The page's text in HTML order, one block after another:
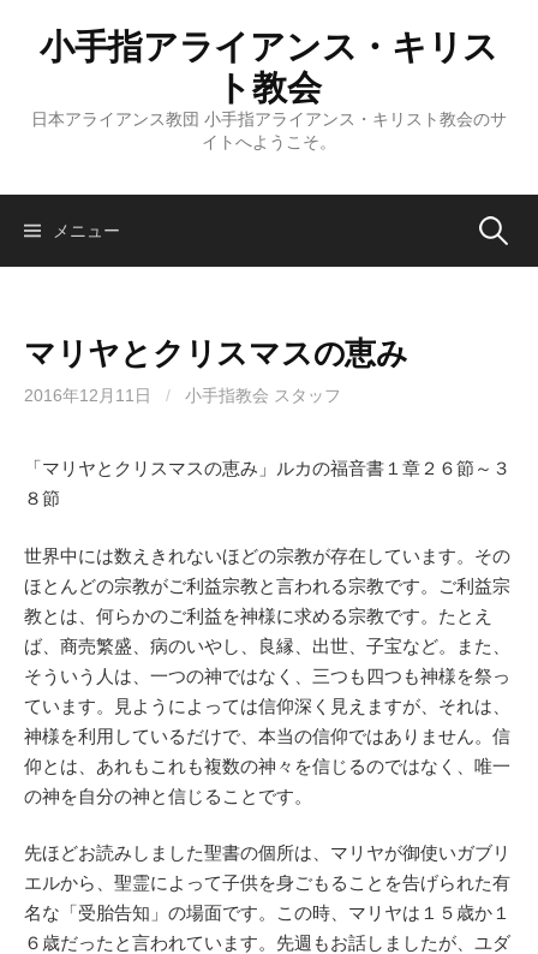
ス
小手指アライアンス・キリス
ト教会
日本アライアンス教団 小手指アライアンス・キリスト教会のサ
イトへようこそ。
メニュー 検
マリヤとクリスマスの恵み
2016年12月11日 / 小手指教会 スタッフ
「マリヤとクリスマスの恵み」ルカの福音書１章２６節～３
８節
世界中には数えきれないほどの宗教が存在しています。その
ほとんどの宗教がご利益宗教と言われる宗教です。ご利益宗
教とは、何らかのご利益を神様に求める宗教です。たとえ
ば、商売繁盛、病のいやし、良縁、出世、子宝など。また、
そういう人は、一つの神ではなく、三つも四つも神様を祭っ
ています。見ようによっては信仰深く見えますが、それは、
神様を利用しているだけで、本当の信仰ではありません。信
仰とは、あれもこれも複数の神々を信じるのではなく、唯一
の神を自分の神と信じることです。
先ほどお読みしました聖書の個所は、マリヤが御使いガブリ
エルから、聖霊によって子供を身ごもることを告げられた有
名な「受胎告知」の場面です。この時、マリヤは１５歳か１
６歳だったと言われています。先週もお話しましたが、ユダ